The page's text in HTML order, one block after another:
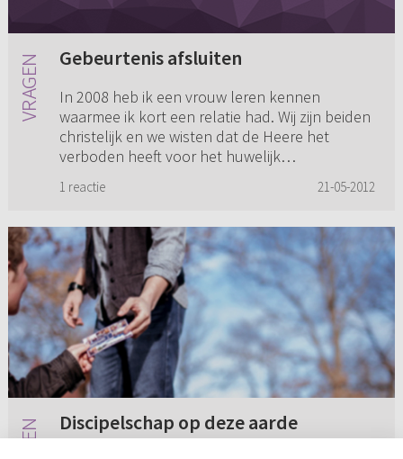
Gebeurtenis afsluiten
In 2008 heb ik een vrouw leren kennen
waarmee ik kort een relatie had. Wij zijn beiden
christelijk en we wisten dat de Heere het
verboden heeft voor het huwelijk
1 reactie 21-05-2012
Discipelschap op deze aarde